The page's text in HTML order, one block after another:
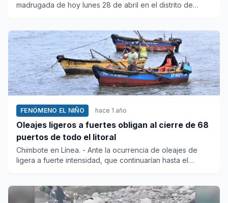
madrugada de hoy lunes 28 de abril en el distrito de
FENÓMENO EL NIÑO hace 1 año
Oleajes ligeros a fuertes obligan al cierre de 68
puertos de todo el litoral
Chimbote en Línea. - Ante la ocurrencia de oleajes de
ligera a fuerte intensidad, que continuarían hasta el